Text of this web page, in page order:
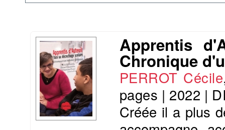
Apprentis
Chronique
PERROT Cécile
pages | 2022 |
Créée il a plus